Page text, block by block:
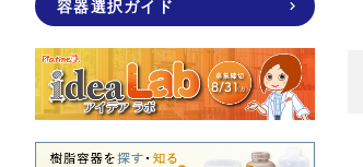
容器選択ガイド